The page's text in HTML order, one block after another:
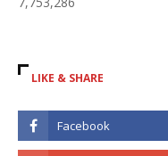
LIKE & SHARE